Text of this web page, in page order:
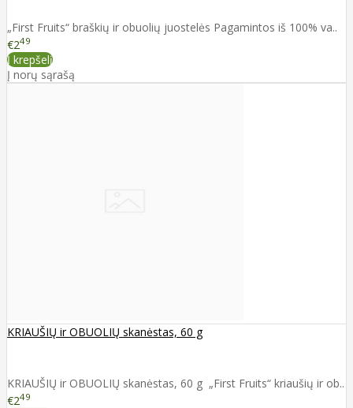
„First Fruits“ braškių ir obuolių juostelės Pagamintos iš 100% va..
€249
Į krepšelį
Į norų sąrašą
KRIAUŠIŲ ir OBUOLIŲ skanėstas, 60 g
KRIAUŠIŲ ir OBUOLIŲ skanėstas, 60 g „First Fruits“ kriaušių ir ob..
€249